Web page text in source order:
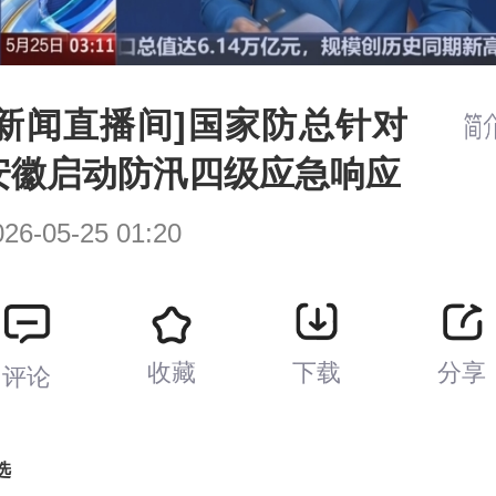
闻直播间]国家防总针对
徽启动防汛四级应急响应
05-25 01:20
评论 收藏 下载 分享